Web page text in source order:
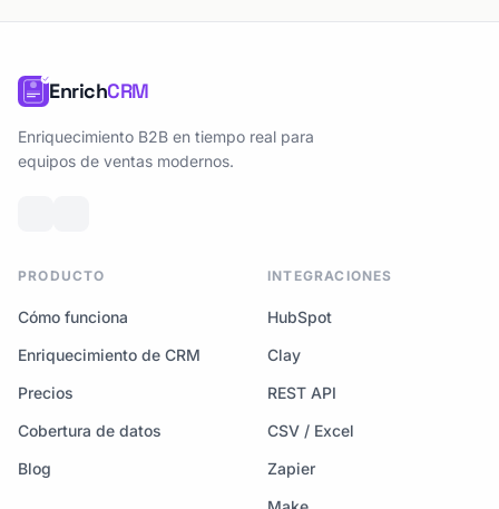
EnrichCRM
Enriquecimiento B2B en tiempo real para
equipos de ventas modernos.
PRODUCTO
Cómo funciona
Enriquecimiento de CRM
Precios
Cobertura de datos
Blog
INTEGRACIONES
HubSpot
Clay
REST API
CSV / Excel
Zapier